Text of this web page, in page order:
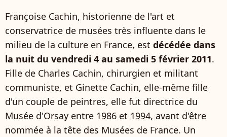
Françoise Cachin, historienne de l'art et
conservatrice de musées très influente dans le
milieu de la culture en France, est décédée dans
la nuit du vendredi 4 au samedi 5 février 2011.
Fille de Charles Cachin, chirurgien et militant
communiste, et Ginette Cachin, elle-même fille
d'un couple de peintres, elle fut directrice du
Musée d'Orsay entre 1986 et 1994, avant d'être
nommée à la tête des Musées de France. Un